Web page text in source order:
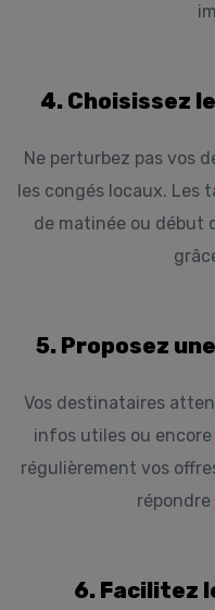
4. Choisissez
Ne perturbez pas vos
les congés locaux. Les
de matinée ou début
5. Proposez
Vos destinataires
infos utiles ou
régulièrement vos
6. Facilitez